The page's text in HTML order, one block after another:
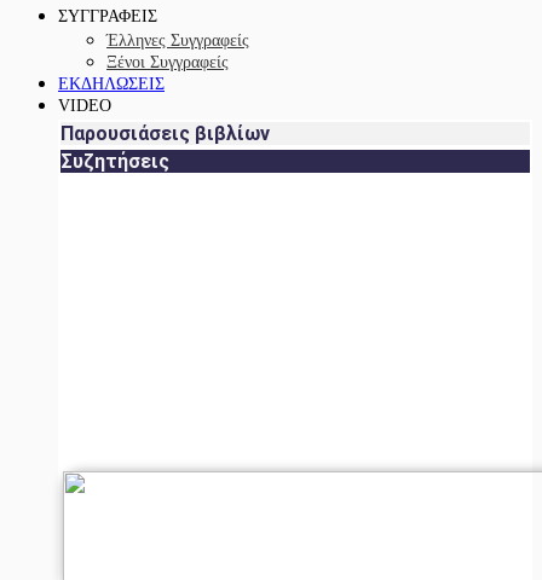
ΣΥΓΓΡΑΦΕΙΣ
Έλληνες Συγγραφείς
Ξένοι Συγγραφείς
ΕΚΔΗΛΩΣΕΙΣ
VIDEO
Παρουσιάσεις βιβλίων
Συζητήσεις